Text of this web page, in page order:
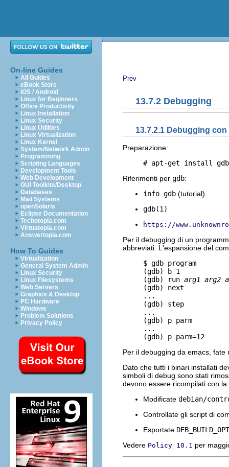
On-line Guides
All Guides
eBook Store
iOS / Android
Linux for Beginners
Office Productivity
Linux Installation
Linux Security
Linux Utilities
Linux Virtualization
Linux Kernel
System/Network Admin
Programming
Scripting Languages
Development Tools
Web Development
GUI Toolkits/Desktop
Databases
Mail Systems
openSolaris
Eclipse Documentation
Techotopia.com
Virtuatopia.com
Answertopia.com
How To Guides
Virtualization
General System Admin
Linux Security
Linux Filesystems
Web Servers
Graphics & Desktop
PC Hardware
Windows
Problem Solutions
Privacy Policy
Prev
13.7.2 Debugging
13.7.2.1 Debugging con
Preparazione:
Riferimenti per gdb:
info gdb (tutorial)
gdb(1)
https://
Per il debugging di un
abbreviati. L'espansione del
     $ gdb program
(gdb) b 1
     (gdb) run
arg1 arg2
(gdb) next
     ...
(gdb) step
     ...
(gdb) p parm
     ...
Per il debugging da emacs,
Dato che tutti i binari installati
simboli di debug sono stati
devono essere ricompilati con
Modificate debian/
Controllate gli script di
Esportate
Vedere Policy 10.1 per